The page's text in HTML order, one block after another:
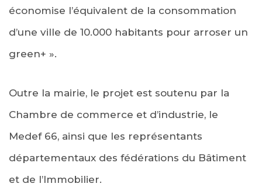
économise l’équivalent de la consommation
d’une ville de 10.000 habitants pour arroser un
green+ ».
Outre la mairie, le projet est soutenu par la
Chambre de commerce et d’industrie, le
Medef 66, ainsi que les représentants
départementaux des fédérations du Bâtiment
et de l’Immobilier.